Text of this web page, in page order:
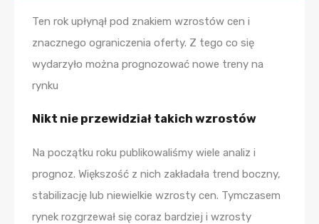
Ten rok upłynął pod znakiem wzrostów cen i
znacznego ograniczenia oferty. Z tego co się
wydarzyło można prognozować nowe treny na
rynku
Nikt nie przewidział takich wzrostów
Na początku roku publikowaliśmy wiele analiz i
prognoz. Większość z nich zakładała trend boczny,
stabilizację lub niewielkie wzrosty cen. Tymczasem
rynek rozgrzewał się coraz bardziej i wzrosty